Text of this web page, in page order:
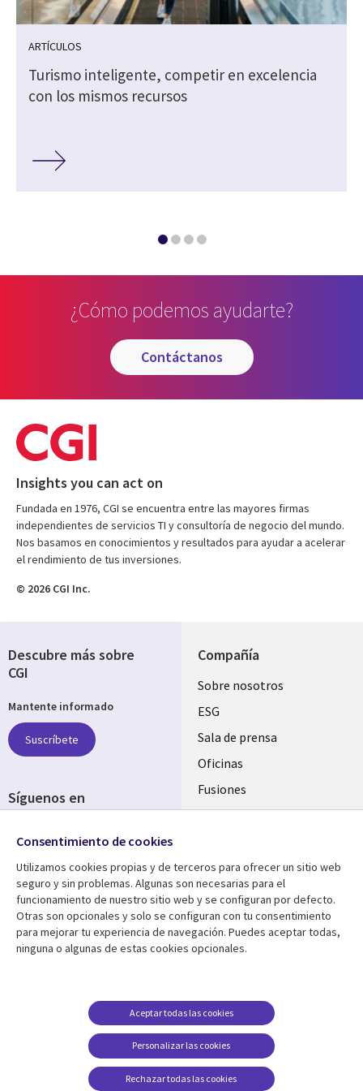
ARTÍCULOS
Turismo inteligente, competir en excelencia
con los mismos recursos
¿Cómo podemos ayudarte?
contáctanos
Insights you can act on
Fundada en 1976, CGI se encuentra entre las mayores firmas
independientes de servicios TI y consultoría de negocio del mundo.
Nos basamos en conocimientos y resultados para ayudar a acelerar
el rendimiento de tus inversiones.
© 2026 CGI Inc.
Compañía
Useful
links
SPAIN
Sobre nosotros
ESG
Sala de prensa
Oficinas
Fusiones
Inversores
Centro de Recursos
Library
Links
Artículos
Blogs
Casos de éxito
Puntos de vista
Ayuda
Legal
SPAIN
Aviso Legal
Política de Privacidad
Gestión de cookies
Descubre más sobre
CGI
Mantente informado
Suscríbete
Síguenos en
Media
SPAIN
Consentimiento de cookies
Utilizamos cookies propias y de terceros para ofrecer un sitio web
seguro y sin problemas. Algunas son necesarias para el
funcionamiento de nuestro sitio web y se configuran por defecto.
Otras son opcionales y solo se configuran con tu consentimiento
para mejorar tu experiencia de navegación. Puedes aceptar todas,
ninguna o algunas de estas cookies opcionales.
Personalizar las cookies
Aceptar todas las cookies
Rechazar todas las cookies